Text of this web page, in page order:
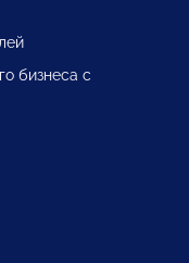
бизнеса с